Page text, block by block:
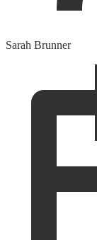
Sarah Brunner